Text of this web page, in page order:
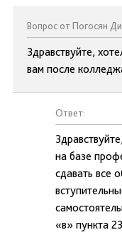
Вопрос от Погосян
Здравствуйте,
вам после
Ответ:
на базе
сдавать все
«в» пункта